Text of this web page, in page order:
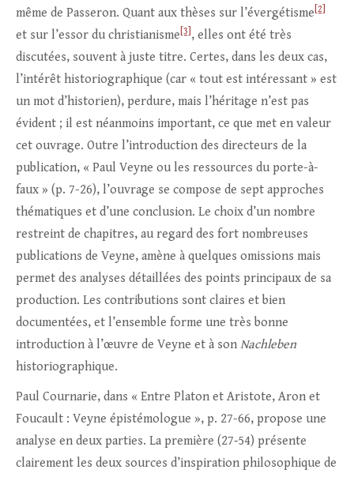
même de Passeron. Quant aux thèses sur l’évergétisme [2]
et sur l’essor du christianisme [3] , elles ont été très
discutées, souvent à juste titre. Certes, dans les deux cas,
l’intérêt historiographique (car « tout est intéressant » est
un mot d’historien), perdure, mais l’héritage n’est pas
évident ; il est néanmoins important, ce que met en valeur
cet ouvrage. Outre l’introduction des directeurs de la
publication, « Paul Veyne ou les ressources du porte-à-
faux » (p. 7-26), l’ouvrage se compose de sept approches
thématiques et d’une conclusion. Le choix d’un nombre
restreint de chapitres, au regard des fort nombreuses
publications de Veyne, amène à quelques omissions mais
permet des analyses détaillées des points principaux de sa
production. Les contributions sont claires et bien
documentées, et l’ensemble forme une très bonne
introduction à l’œuvre de Veyne et à son Nachleben
historiographique.
Paul Cournarie, dans « Entre Platon et Aristote, Aron et
Foucault : Veyne épistémologue », p. 27-66, propose une
analyse en deux parties. La première (27‑54) présente
clairement les deux sources d’inspiration philosophique de